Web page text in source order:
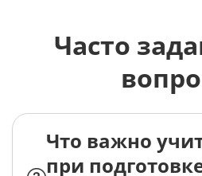
Часто
Что важно
при